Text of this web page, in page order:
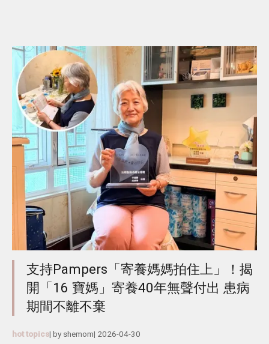
支持Pampers「寄養媽媽拍住上」！揭
開「16 寶媽」寄養40年無聲付出 患病
期間不離不棄
hot topics| by shemom| 2026-04-30